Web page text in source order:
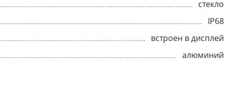
стекло
IP68
встроен в дисплей
алюминий